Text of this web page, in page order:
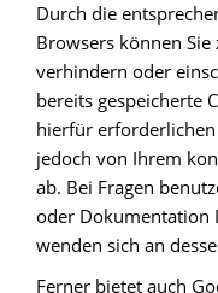
Durch die
Browsers können
verhindern oder
bereits gespeicherte
hierfür
jedoch von Ihrem
ab. Bei Fragen
oder Dokumentation
wenden sich an
Ferner bietet auch